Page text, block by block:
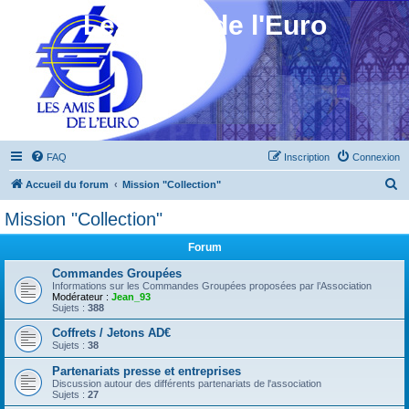
Les Amis de l'Euro
FAQ Connexion
Inscription
Accueil du forum Mission "Collection"
e
Mission "Collection"
Forum
Commandes Groupées
Informations sur les Commandes Groupées proposées par l’Association
Modérateur : Jean_93
Sujets : 388
Coffrets / Jetons AD€
Sujets : 38
Partenariats presse et entreprises
Discussion autour des différents partenariats de l'association
Sujets : 27